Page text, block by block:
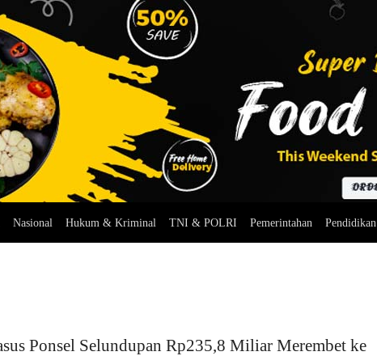
Nasional Hukum & Kriminal TNI & POLRI Pemerintahan Pendidikan
Ponsel Selundupan Rp235,8 Miliar Merembet ke